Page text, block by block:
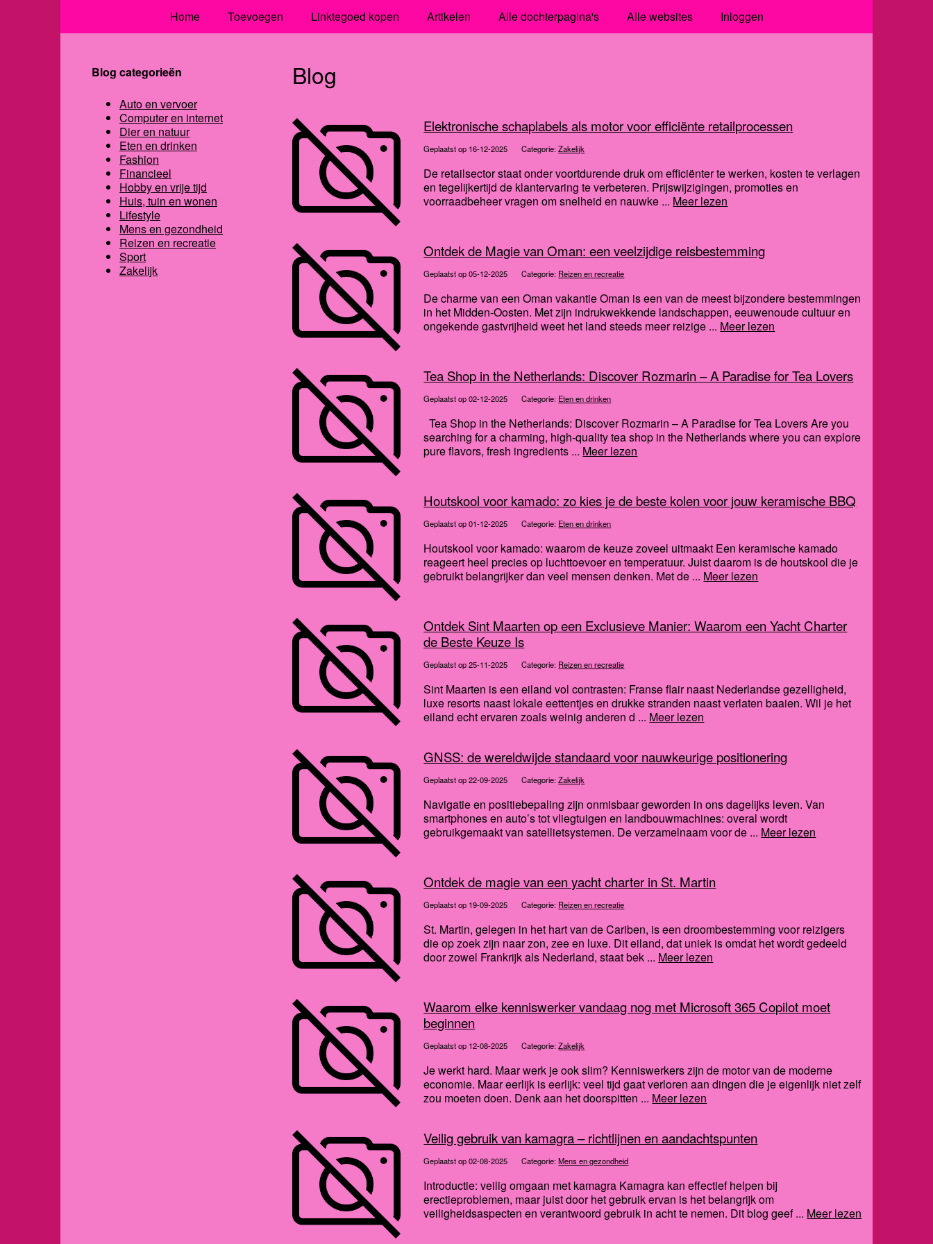
Home Toevoegen Linktegoed kopen Artikelen Alle dochterpagina's Alle websites Inloggen
Blog
Elektronische schaplabels als motor voor efficiënte retailprocessen
Geplaatst op 16-12-2025 Categorie:Zakelijk
De retailsector staat onder voortdurende druk om efficiënter te werken, kosten te verlagen
en tegelijkertijd de klantervaring te verbeteren. Prijswijzigingen, promoties en
voorraadbeheer vragen om snelheid en nauwke ... Meer lezen
Ontdek de Magie van Oman: een veelzijdige reisbestemming
Geplaatst op 05-12-2025 Categorie: Reizen en recreatie
De charme van een Oman vakantie Oman is een van de meest bijzondere bestemmingen
in het Midden-Oosten. Met zijn indrukwekkende landschappen, eeuwenoude cultuur en
ongekende gastvrijheid weet het land steeds meer reizige ... Meer lezen
Tea Shop in the Netherlands: Discover Rozmarin – A Paradise for Tea Lovers
Geplaatst op 02-12-2025 Categorie: Eten en drinken
Tea Shop in the Netherlands: Discover Rozmarin – A Paradise for Tea Lovers Are you
searching for a charming, high-quality tea shop in the Netherlands where you can explore
pure flavors, fresh ingredients ... Meer lezen
Houtskool voor kamado: zo kies je de beste kolen voor jouw keramische BBQ
Geplaatst op 01-12-2025 Categorie: Eten en drinken
Houtskool voor kamado: waarom de keuze zoveel uitmaakt Een keramische kamado
reageert heel precies op luchttoevoer en temperatuur. Juist daarom is de houtskool die je
gebruikt belangrijker dan veel mensen denken. Met de ... Meer lezen
Ontdek Sint Maarten op een Exclusieve Manier: Waarom een Yacht Charter
de Beste Keuze Is
Geplaatst op 25-11-2025 Categorie: Reizen en recreatie
Sint Maarten is een eiland vol contrasten: Franse flair naast Nederlandse gezelligheid,
luxe resorts naast lokale eettentjes en drukke stranden naast verlaten baaien. Wil je het
eiland echt ervaren zoals weinig anderen d ... Meer lezen
GNSS: de wereldwijde standaard voor nauwkeurige positionering
Geplaatst op 22-09-2025 Categorie:Zakelijk
Navigatie en positiebepaling zijn onmisbaar geworden in ons dagelijks leven. Van
smartphones en auto’s tot vliegtuigen en landbouwmachines: overal wordt
gebruikgemaakt van satellietsystemen. De verzamelnaam voor de ... Meer lezen
Ontdek de magie van een yacht charter in St. Martin
Geplaatst op 19-09-2025 Categorie: Reizen en recreatie
St. Martin, gelegen in het hart van de Cariben, is een droombestemming voor reizigers
die op zoek zijn naar zon, zee en luxe. Dit eiland, dat uniek is omdat het wordt gedeeld
door zowel Frankrijk als Nederland, staat bek ... Meer lezen
Waarom elke kenniswerker vandaag nog met Microsoft 365 Copilot moet
beginnen
Geplaatst op 12-08-2025 Categorie:Zakelijk
Je werkt hard. Maar werk je ook slim? Kenniswerkers zijn de motor van de moderne
economie. Maar eerlijk is eerlijk: veel tijd gaat verloren aan dingen die je eigenlijk niet zelf
zou moeten doen. Denk aan het doorspitten ... Meer lezen
Veilig gebruik van kamagra – richtlijnen en aandachtspunten
Geplaatst op 02-08-2025 Categorie:Mens en gezondheid
Introductie: veilig omgaan met kamagra Kamagra kan effectief helpen bij
erectieproblemen, maar juist door het gebruik ervan is het belangrijk om
veiligheidsaspecten en verantwoord gebruik in acht te nemen. Dit blog geef ... Meer lezen
Blog categorieën
Auto en vervoer
Computer en internet
Dier en natuur
Eten en drinken
Fashion
Financieel
Hobby en vrije tijd
Huis, tuin en wonen
Lifestyle
Mens en gezondheid
Reizen en recreatie
Sport
Zakelijk